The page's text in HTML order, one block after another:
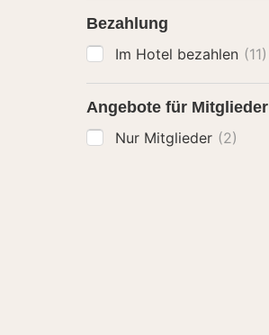
Bezahlung
Im Hotel bezahlen (11)
Angebote für Mitglieder
Nur Mitglieder (2)